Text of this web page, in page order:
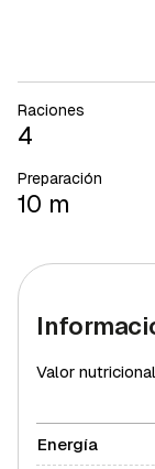
Raciones
4
Preparación
10 m
Valor
Energía